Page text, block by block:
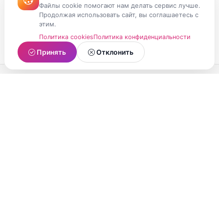
Файлы cookie помогают нам делать сервис лучше.
Продолжая использовать сайт, вы соглашаетесь с
этим.
Политика cookiesПолитика конфиденциальности
Принять Отклонить